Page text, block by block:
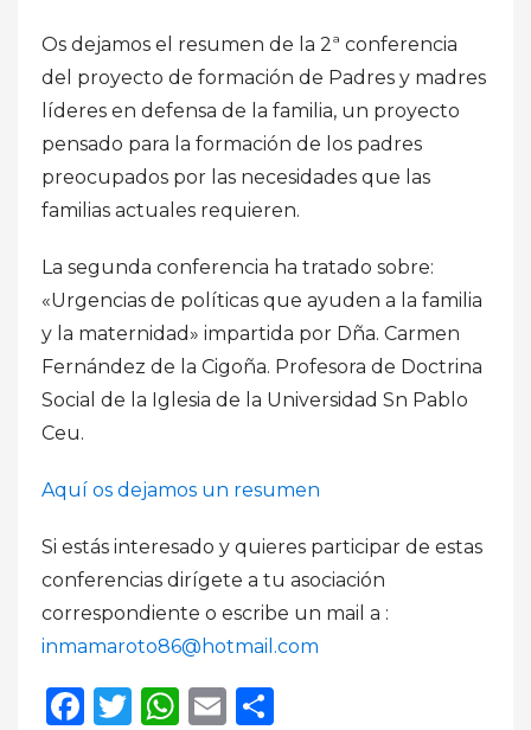
Os dejamos el resumen de la 2ª conferencia
del proyecto de formación de Padres y madres
líderes en defensa de la familia, un proyecto
pensado para la formación de los padres
preocupados por las necesidades que las
familias actuales requieren.
La segunda conferencia ha tratado sobre:
«Urgencias de políticas que ayuden a la familia
y la maternidad» impartida por Dña. Carmen
Fernández de la Cigoña. Profesora de Doctrina
Social de la Iglesia de la Universidad Sn Pablo
Ceu.
Aquí os dejamos un resumen
Si estás interesado y quieres participar de estas
conferencias dirígete a tu asociación
correspondiente o escribe un mail a :
inmamaroto86@hotmail.com
Facebook
Twitter
WhatsApp
Email